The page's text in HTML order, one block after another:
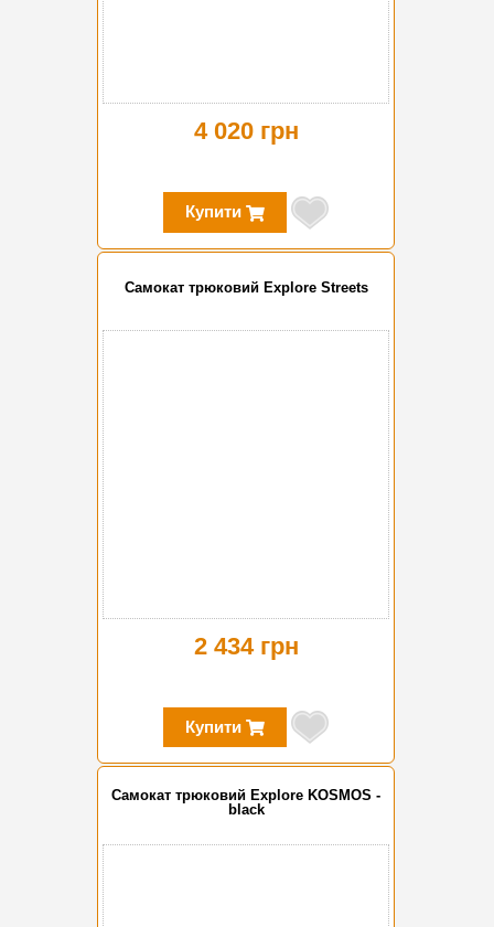
4 020 грн
Купити
Самокат трюковий Explore Streets
2 434 грн
Купити
Самокат трюковий Explore KOSMOS -
black